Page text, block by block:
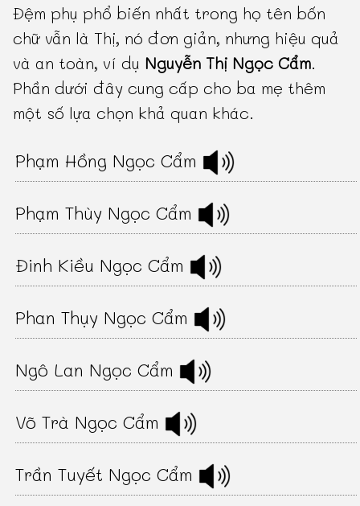
Đệm phụ phổ biến nhất trong họ tên bốn
chữ vẫn là Thị, nó đơn giản, nhưng hiệu quả
và an toàn, ví dụ Nguyễn Thị Ngọc Cẩm.
Phần dưới đây cung cấp cho ba mẹ thêm
một số lựa chọn khả quan khác.
Phạm Hồng Ngọc Cẩm
Phạm Thùy Ngọc Cẩm
Đinh Kiều Ngọc Cẩm
Phan Thụy Ngọc Cẩm
Ngô Lan Ngọc Cẩm
Võ Trà Ngọc Cẩm
Trần Tuyết Ngọc Cẩm